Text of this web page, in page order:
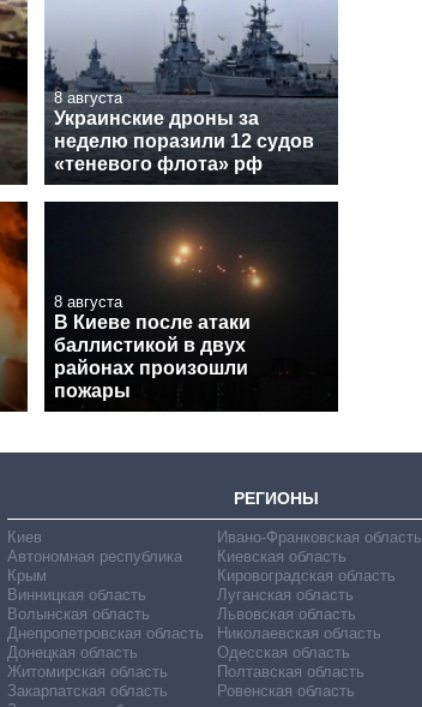
8 августа
Украинские дроны за
неделю поразили 12 судов
«теневого флота» рф
8 августа
В Киеве после атаки
баллистикой в двух
районах произошли
пожары
РЕГИОНЫ
Киев
Автономная республика
Крым
Винницкая область
Волынская область
Днепропетровская область
Донецкая область
Житомирская область
Закарпатская область
Ивано-Франковская область
Киевская область
Кировоградская область
Луганская область
Львовская область
Николаевская область
Одесская область
Полтавская область
Ровенская область